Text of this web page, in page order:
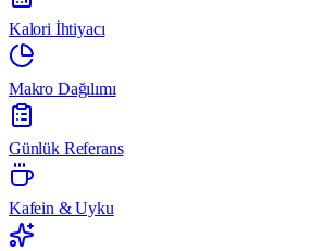
Kalori İhtiyacı
Makro Dağılımı
Günlük Referans
Kafein & Uyku